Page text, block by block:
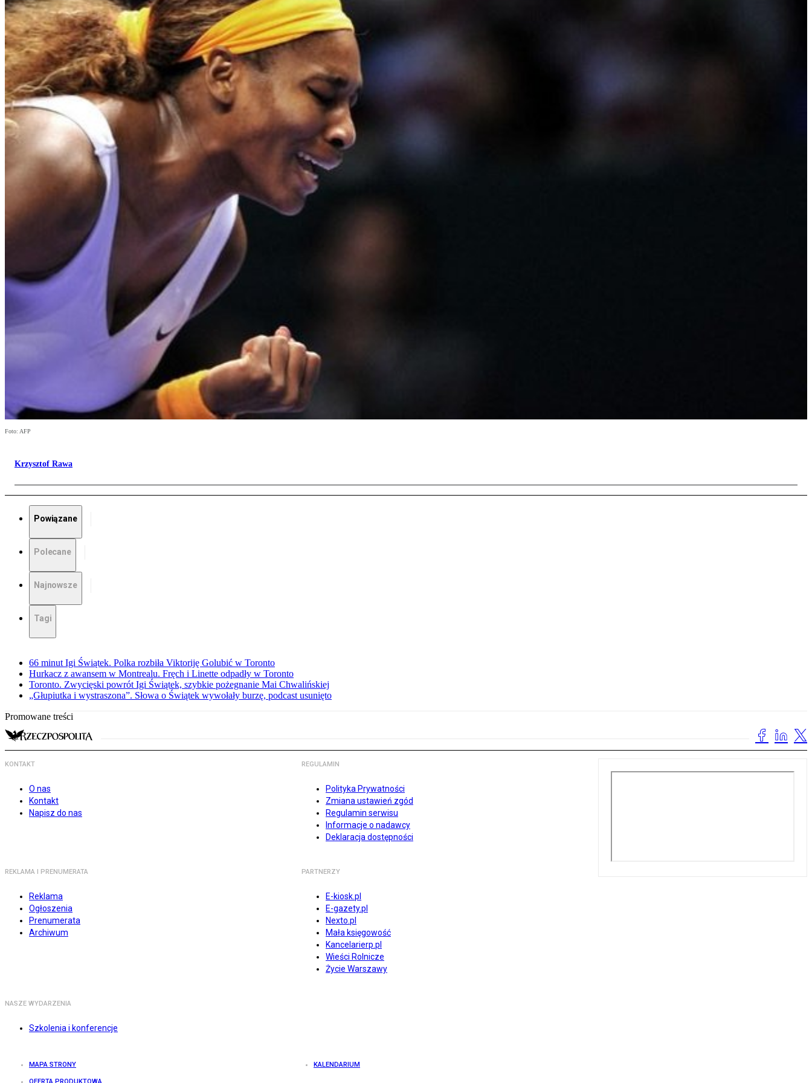
Foto: AFP
Krzysztof Rawa
Powiązane
Polecane
Najnowsze
Tagi
66 minut Igi Świątek. Polka rozbiła Viktoriję Golubić w Toronto
Hurkacz z awansem w Montrealu. Fręch i Linette odpadły w Toronto
Toronto. Zwycięski powrót Igi Świątek, szybkie pożegnanie Mai Chwalińskiej
„Głupiutka i wystraszona”. Słowa o Świątek wywołały burzę, podcast usunięto
Promowane treści
KONTAKT
O nas
Kontakt
Napisz do nas
REGULAMIN
Polityka Prywatności
Zmiana ustawień zgód
Regulamin serwisu
Informacje o nadawcy
Deklaracja dostępności
REKLAMA I PRENUMERATA
Reklama
Ogłoszenia
Prenumerata
Archiwum
PARTNERZY
E-kiosk.pl
E-gazety.pl
Nexto.pl
Mała księgowość
Kancelarierp.pl
Wieści Rolnicze
Życie Warszawy
NASZE WYDARZENIA
Szkolenia i konferencje
MAPA STRONY KALENDARIUM